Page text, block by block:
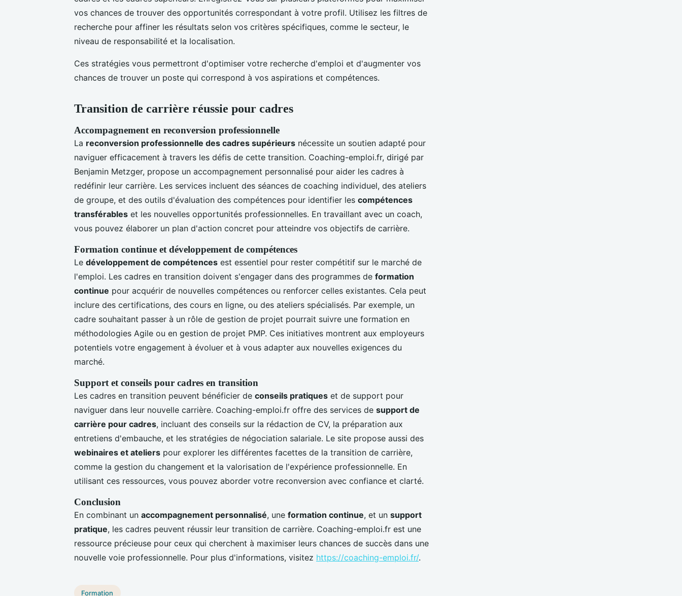
vos chances de trouver des opportunités correspondant à votre profil. Utilisez les filtres de
recherche pour affiner les résultats selon vos critères spécifiques, comme le secteur, le
niveau de responsabilité et la localisation.
Ces stratégies vous permettront d'optimiser votre recherche d'emploi et d'augmenter vos
chances de trouver un poste qui correspond à vos aspirations et compétences.
Transition de carrière réussie pour cadres
Accompagnement en reconversion professionnelle
La reconversion professionnelle des cadres supérieurs nécessite un soutien adapté pour
naviguer efficacement à travers les défis de cette transition. Coaching-emploi.fr, dirigé par
Benjamin Metzger, propose un accompagnement personnalisé pour aider les cadres à
redéfinir leur carrière. Les services incluent des séances de coaching individuel, des ateliers
de groupe, et des outils d'évaluation des compétences pour identifier les compétences
transférables et les nouvelles opportunités professionnelles. En travaillant avec un coach,
vous pouvez élaborer un plan d'action concret pour atteindre vos objectifs de carrière.
Formation continue et développement de compétences
Le développement de compétences est essentiel pour rester compétitif sur le marché de
l'emploi. Les cadres en transition doivent s'engager dans des programmes de formation
continue pour acquérir de nouvelles compétences ou renforcer celles existantes. Cela peut
inclure des certifications, des cours en ligne, ou des ateliers spécialisés. Par exemple, un
cadre souhaitant passer à un rôle de gestion de projet pourrait suivre une formation en
méthodologies Agile ou en gestion de projet PMP. Ces initiatives montrent aux employeurs
potentiels votre engagement à évoluer et à vous adapter aux nouvelles exigences du
marché.
Support et conseils pour cadres en transition
Les cadres en transition peuvent bénéficier de conseils pratiques et de support pour
naviguer dans leur nouvelle carrière. Coaching-emploi.fr offre des services de support de
carrière pour cadres, incluant des conseils sur la rédaction de CV, la préparation aux
entretiens d'embauche, et les stratégies de négociation salariale. Le site propose aussi des
webinaires et ateliers pour explorer les différentes facettes de la transition de carrière,
comme la gestion du changement et la valorisation de l'expérience professionnelle. En
utilisant ces ressources, vous pouvez aborder votre reconversion avec confiance et clarté.
Conclusion
En combinant un accompagnement personnalisé, une formation continue, et un support
pratique, les cadres peuvent réussir leur transition de carrière. Coaching-emploi.fr est une
ressource précieuse pour ceux qui cherchent à maximiser leurs chances de succès dans une
nouvelle voie professionnelle. Pour plus d'informations, visitez https://coaching-emploi.fr/.
Formation